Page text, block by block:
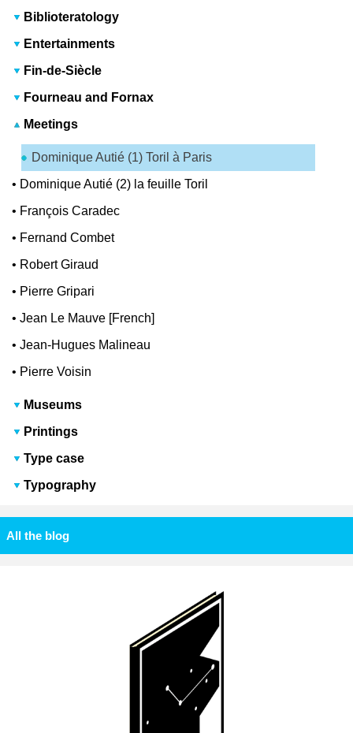
Biblioteratology
Entertainments
Fin-de-Siècle
Fourneau and Fornax
Meetings
Dominique Autié (1) Toril à Paris
• Dominique Autié (2) la feuille Toril
• François Caradec
• Fernand Combet
• Robert Giraud
• Pierre Gripari
•Jean Le Mauve [French]
•Jean-Hugues Malineau
• Pierre Voisin
Museums
Printings
Type case
Typography
All the blog